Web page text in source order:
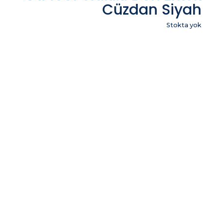
Cüzdan Siyah
Stokta yok